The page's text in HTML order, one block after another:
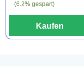
(6.2% gespart)
Kaufen